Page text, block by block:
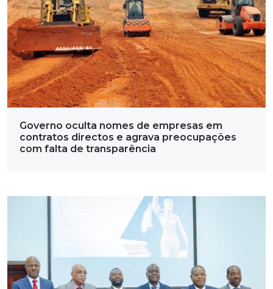
Governo oculta nomes de empresas em
contratos directos e agrava preocupações
com falta de transparência